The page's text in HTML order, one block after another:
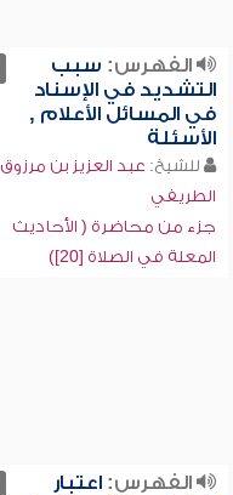
الفهرس: سبب
التشديد في الإسناد
في المسائل الأعلام ,
الأسئلة
للشيخ: عبد العزيز بن مرزوق
الطريفي
جزء من محاضرة ( الأحاديث
المعلة في الصلاة [20])
الفهرس:اعتبار